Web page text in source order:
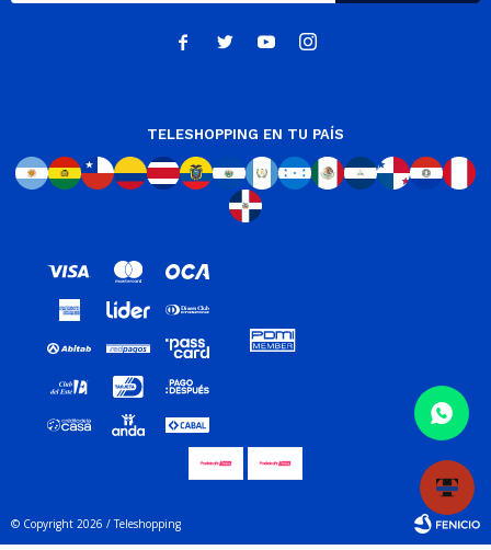
   
TELESHOPPING EN TU PAÍS
© Copyright 2026 / Teleshopping